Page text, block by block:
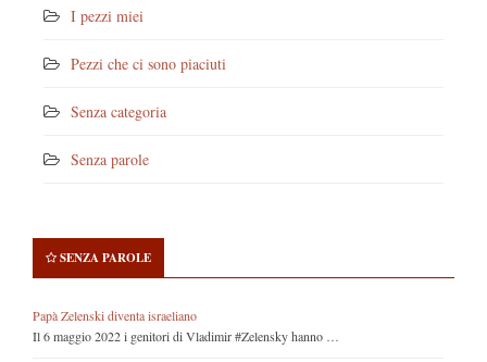
I pezzi miei
Pezzi che ci sono piaciuti
Senza categoria
Senza parole
SENZA PAROLE
Papà Zelenski diventa israeliano
Il 6 maggio 2022 i genitori di Vladimir #Zelensky hanno …